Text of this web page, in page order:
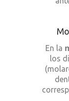
En la
los